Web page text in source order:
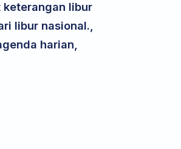
keterangan libur
libur nasional.,
harian,